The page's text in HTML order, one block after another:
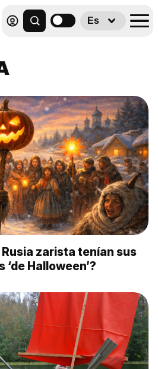
Es
Rusia zarista tenían sus
Halloween’?